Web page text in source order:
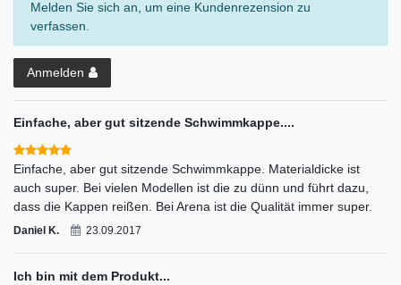
Melden Sie sich an, um eine Kundenrezension zu
verfassen.
Anmelden
Einfache, aber gut sitzende Schwimmkappe....
Einfache, aber gut sitzende Schwimmkappe. Materialdicke ist
auch super. Bei vielen Modellen ist die zu dünn und führt dazu,
dass die Kappen reißen. Bei Arena ist die Qualität immer super.
Daniel K. 23.09.2017
Ich bin mit dem Produkt...